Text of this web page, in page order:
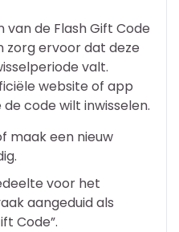
de Flash Gift Code
zorg ervoor dat deze
valt.
website of app
code wilt inwisselen.
maak een nieuw
voor het
aangeduid als
Code”.